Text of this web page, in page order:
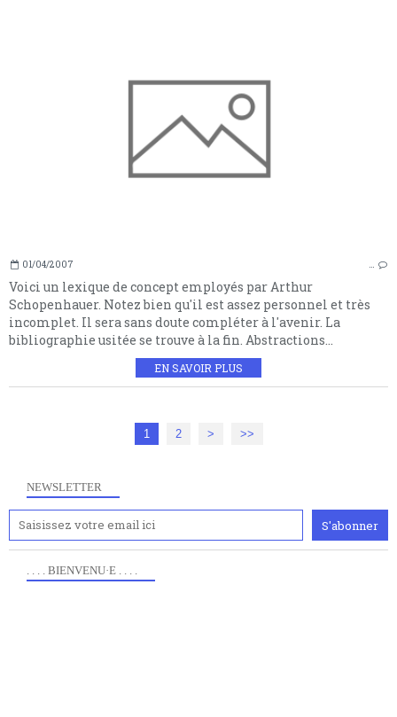
01/04/2007 …
Voici un lexique de concept employés par Arthur
Schopenhauer. Notez bien qu'il est assez personnel et très
incomplet. Il sera sans doute compléter à l'avenir. La
bibliographie usitée se trouve à la fin. Abstractions...
EN SAVOIR PLUS
1 2 > >>
NEWSLETTER
. . . . BIENVENU·E . . . .